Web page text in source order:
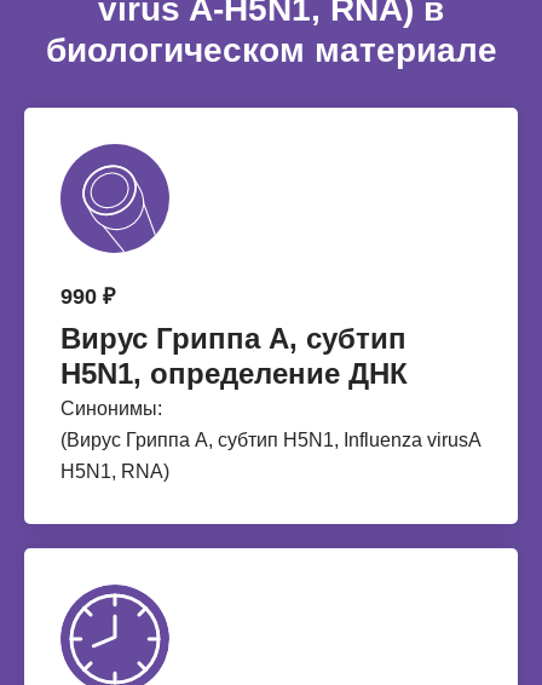
virus A-H5N1, RNA) в
биологическом материале
990 ₽
Вирус Гриппа А, субтип
H5N1, определение ДНК
Синонимы:
(Вирус Гриппа А, субтип H5N1, Influenza virusA
H5N1, RNA)